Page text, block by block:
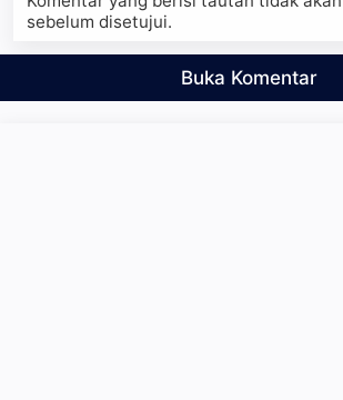
sebelum disetujui.
Buka Komentar